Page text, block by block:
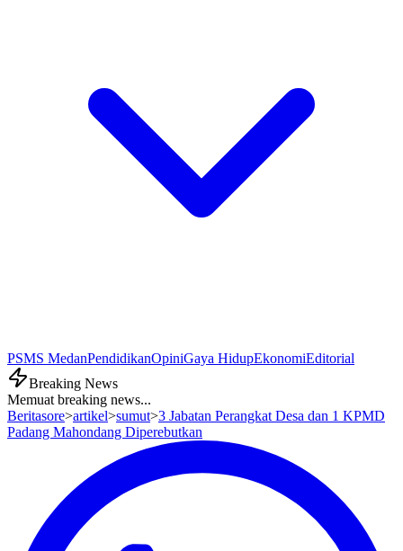
PSMS MedanPendidikanOpiniGaya HidupEkonomiEditorial
Breaking News
Memuat breaking news...
Beritasore>artikel>sumut>3 Jabatan Perangkat Desa dan 1 KPMD
Padang Mahondang Diperebutkan